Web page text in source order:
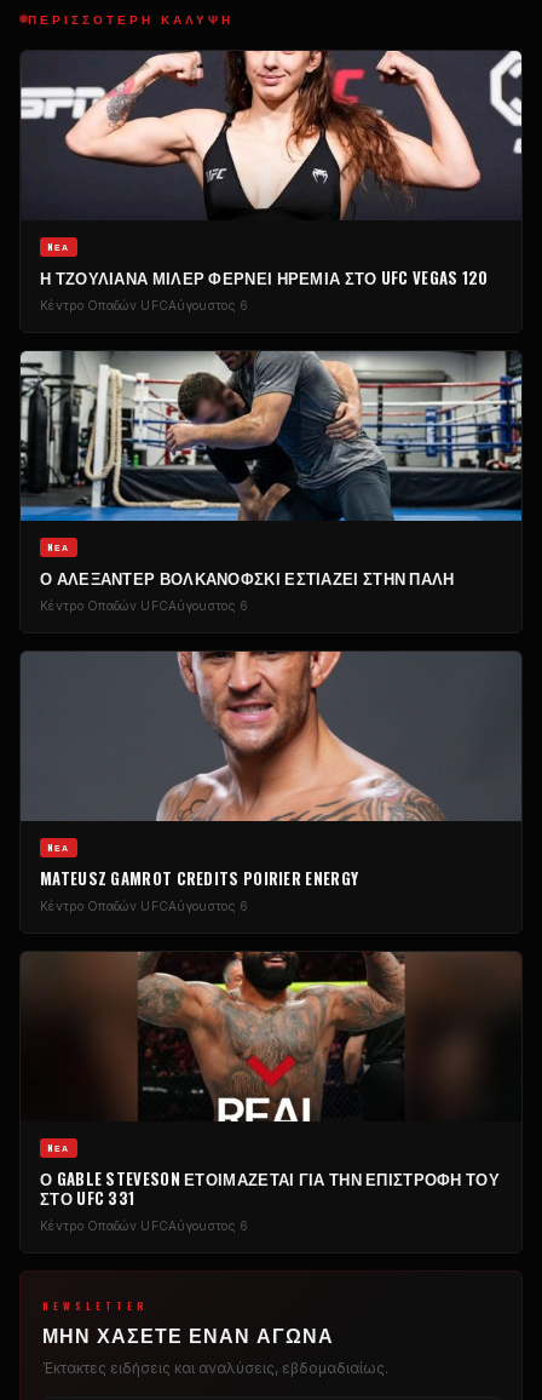
ΠΕΡΙΣΣΌΤΕΡΗ ΚΆΛΥΨΗ
NΈΑ
Η ΤΖΟΥΛΙΆΝΑ ΜΊΛΕΡ ΦΈΡΝΕΙ ΗΡΕΜΊΑ ΣΤΟ UFC VEGAS 120
Κέντρο Οπαδών UFCΑύγουστος 6
NΈΑ
Ο ΑΛΕΞΆΝΤΕΡ ΒΟΛΚΑΝΌΦΣΚΙ ΕΣΤΙΆΖΕΙ ΣΤΗΝ ΠΆΛΗ
Κέντρο Οπαδών UFCΑύγουστος 6
NΈΑ
MATEUSZ GAMROT CREDITS POIRIER ENERGY
Κέντρο Οπαδών UFCΑύγουστος 6
NΈΑ
Ο GABLE STEVESON ΕΤΟΙΜΆΖΕΤΑΙ ΓΙΑ ΤΗΝ ΕΠΙΣΤΡΟΦΉ ΤΟΥ
ΣΤΟ UFC 331
Κέντρο Οπαδών UFCΑύγουστος 6
NEWSLETTER
ΜΗΝ ΧΆΣΕΤΕ ΈΝΑΝ ΑΓΏΝΑ
Έκτακτες ειδήσεις και αναλύσεις, εβδομαδιαίως.